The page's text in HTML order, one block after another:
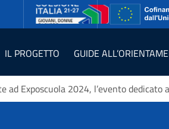
IL PROGETTO GUIDE
ad Exposcuola 2024, l’evento